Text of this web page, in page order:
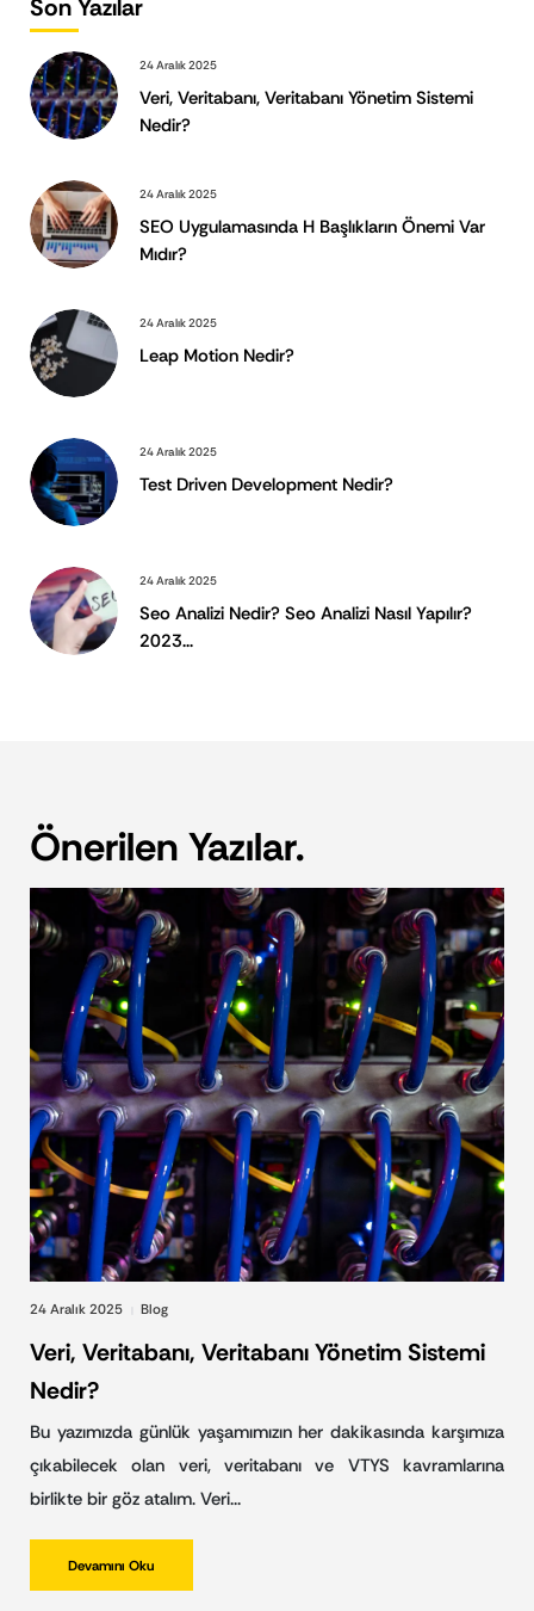
Son Yazılar
24 Aralık 2025
Veri, Veritabanı, Veritabanı Yönetim Sistemi
Nedir?
24 Aralık 2025
SEO Uygulamasında H Başlıkların Önemi Var
Mıdır?
24 Aralık 2025
Leap Motion Nedir?
24 Aralık 2025
Test Driven Development Nedir?
24 Aralık 2025
Seo Analizi Nedir? Seo Analizi Nasıl Yapılır?
2023...
Önerilen Yazılar.
24 Aralık 2025 Blog
Veri, Veritabanı, Veritabanı Yönetim Sistemi
Nedir?
Bu yazımızda günlük yaşamımızın her dakikasında karşımıza
çıkabilecek olan veri, veritabanı ve VTYS kavramlarına
birlikte bir göz atalım. Veri…
Devamını Oku